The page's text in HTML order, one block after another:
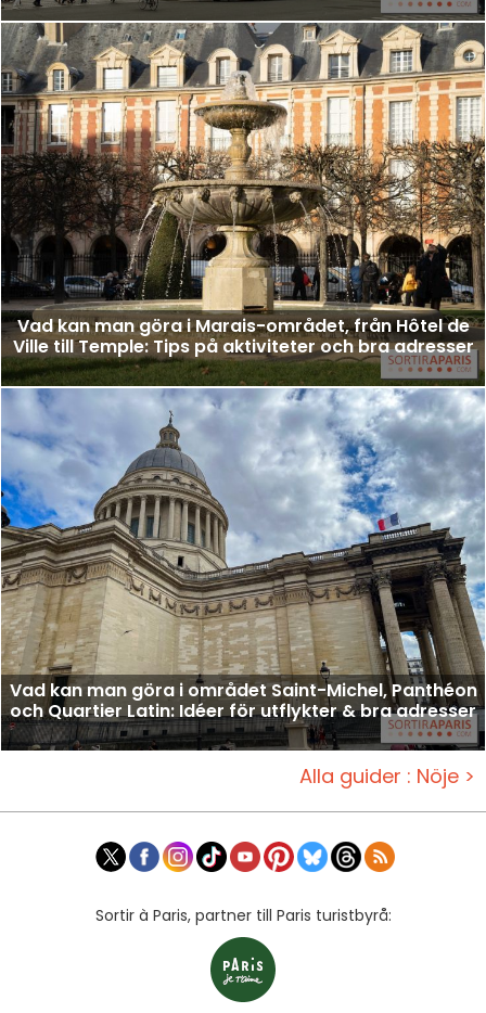
Vad kan man göra i Marais-området, från Hôtel de
Ville till Temple: Tips på aktiviteter och bra adresser
Vad kan man göra i området Saint-Michel, Panthéon
och Quartier Latin: Idéer för utflykter & bra adresser
Alla guider : Nöje >
Sortir à Paris, partner till Paris turistbyrå: